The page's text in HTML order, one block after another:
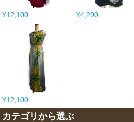
¥12,100 ¥4,290
¥12,100
カテゴリから選ぶ